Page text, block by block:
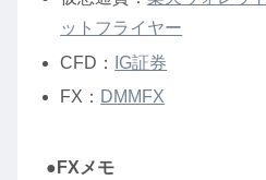
ットフライヤー
CFD：
IG証券
FX： DMMFX
●FXメモ